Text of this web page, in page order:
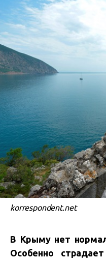
korrespondent.net
В Крыму нет
Особенно